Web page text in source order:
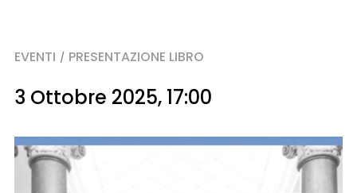
EVENTI / PRESENTAZIONE LIBRO
3 Ottobre 2025, 17:00